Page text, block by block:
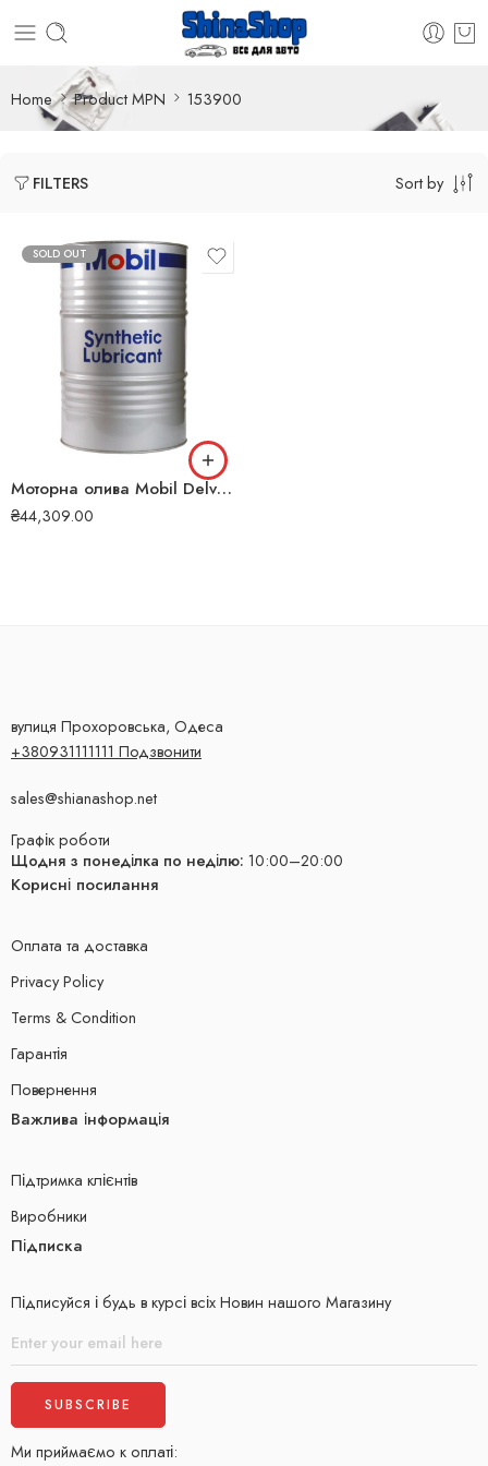
Home Product MPN 153900
FILTERS Sort by
SOLD OUT
Моторна олива Mobil Delvac City Logistics M 5W-30 208л 153900
₴44,309.00
вулиця Прохоровська, Одеса
+380931111111 Подзвонити
sales@shianashop.net
Графік роботи
Щодня з понеділка по неділю: 10:00–20:00
Корисні посилання
Оплата та доставка
Privacy Policy
Terms & Condition
Гарантія
Повернення
Важлива інформація
Підтримка клієнтів
Виробники
Підписка
Підписуйся і будь в курсі всіх Новин нашого Магазину
Ми приймаємо к оплаті: